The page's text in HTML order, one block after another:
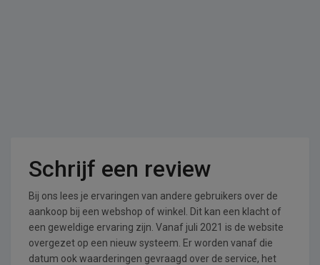
Schrijf een review
Bij ons lees je ervaringen van andere gebruikers over de
aankoop bij een webshop of winkel. Dit kan een klacht of
een geweldige ervaring zijn. Vanaf juli 2021 is de website
overgezet op een nieuw systeem. Er worden vanaf die
datum ook waarderingen gevraagd over de service, het